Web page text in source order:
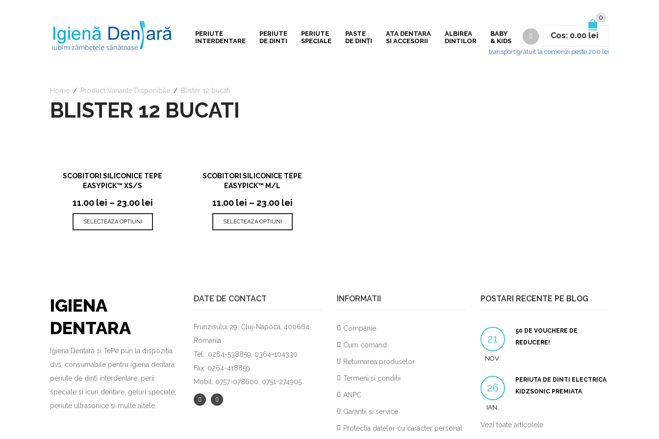
PERIUTE
INTERDENTARE
PERIUTE
DE DINTI
PERIUTE
SPECIALE
PASTE
DE DINȚI
ATA DENTARA
SI ACCESORII
ALBIREA
DINTILOR
BABY
& KIDS
0
Cos: 0.00 lei
transport gratuit la comenzi peste 200 lei
Home / Product Variante Disponibile / Blister 12 bucati
BLISTER 12 BUCATI
SCOBITORI SILICONICE TEPE
EASYPICK™ XS/S
11.00 lei – 23.00 lei
SELECTEAZA OPTIUNI
SCOBITORI SILICONICE TEPE
EASYPICK™ M/L
11.00 lei – 23.00 lei
SELECTEAZA OPTIUNI
IGIENA
DENTARA
Igiena Dentara si TePe pun la dispozitia
dvs. consumabile pentru igiena dentara:
periute de dinti interdentare, perii
speciale si icuri dentare, geluri speciale,
periute ultrasonice si multe altele.
DATE DE CONTACT
Frunzisului 29, Cluj-Napoca, 400664,
Romania
Tel.: 0264-538859, 0364-104330
Fax: 0264-418859
Mobil: 0757-078600, 0751-274905
INFORMATII
Companie
Cum comand
Returnarea produselor
Termeni si conditii
ANPC
Garantii si service
Protectia datelor cu caracter personal
POSTARI RECENTE PE BLOG
21
NOV.
50 DE VOUCHERE DE
REDUCERE!
26
IAN.
PERIUTA DE DINTI ELECTRICA
KIDZSONIC PREMIATA
Vezi toate articolele